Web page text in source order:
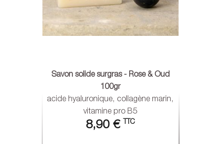
Savon solide surgras - Rose & Oud
100gr
acide hyaluronique, collagène marin,
vitamine pro B5
8,90 € TTC